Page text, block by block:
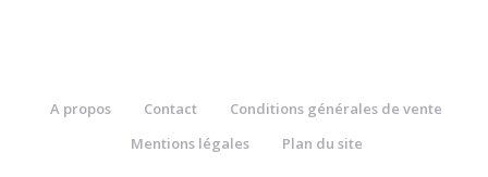
A propos Contact
Conditions générales de vente
Mentions légales
Plan du site